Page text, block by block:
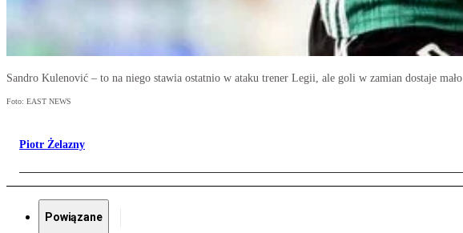
Sandro Kulenović – to na niego stawia ostatnio w ataku trener Legii, ale goli w zamian dostaje mało
Foto: EAST NEWS
Piotr Żelazny
Powiązane